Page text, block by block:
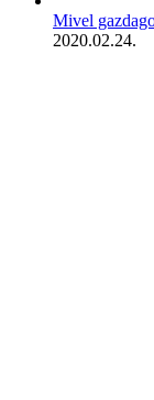
Mivel
2020.02.24.